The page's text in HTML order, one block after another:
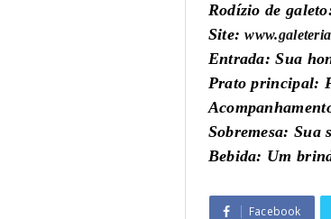
Rodízio de
Site:
Entrada: Sua
Prato principal:
Sobremesa: Sua
Bebida: Um
Facebook